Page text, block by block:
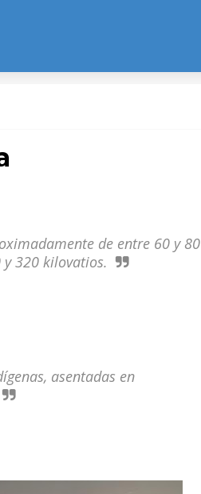
de entre 60 y 80
320 kilovatios.
asentadas en